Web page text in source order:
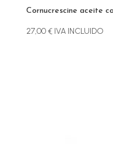
Cornucrescine aceite
27,00€ IVA INCLUIDO